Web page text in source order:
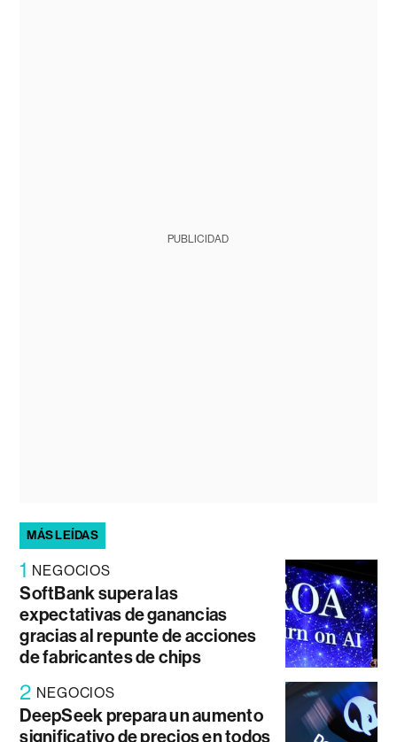
PUBLICIDAD
MÁS LEÍDAS
1 NEGOCIOS
SoftBank supera las
expectativas de ganancias
gracias al repunte de acciones
de fabricantes de chips
2 NEGOCIOS
DeepSeek prepara un aumento
significativo de precios en todos